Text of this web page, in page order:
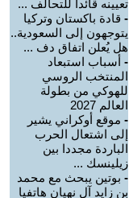
تعيينه قائدا للتحالف ...
- قادة باكستان وتركيا
يتوجهون إلى السعودية..
هل يُعلن اتفاق دف ...
- أسباب استبعاد
المنتخب الروسي
للهوكي من بطولة
العالم 2027
- موقع أوكراني يشير
إلى اشتعال الحرب
الباردة مجددا بين
زيلينسك ...
- بوتين يبحث مع محمد
بن زايد آل نهيان هاتفيا